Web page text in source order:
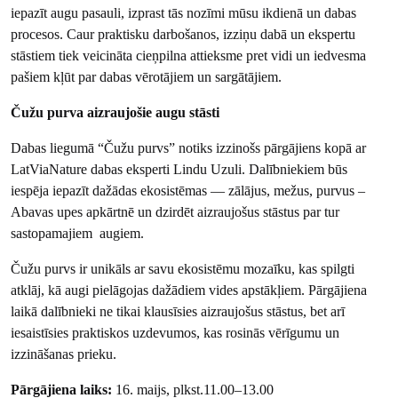
iepazīt augu pasauli, izprast tās nozīmi mūsu ikdienā un dabas
procesos. Caur praktisku darbošanos, izziņu dabā un ekspertu
stāstiem tiek veicināta cieņpilna attieksme pret vidi un iedvesma
pašiem kļūt par dabas vērotājiem un sargātājiem.
Čužu purva aizraujošie augu stāsti
Dabas liegumā “Čužu purvs” notiks izzinošs pārgājiens kopā ar
LatViaNature dabas eksperti Lindu Uzuli. Dalībniekiem būs
iespēja iepazīt dažādas ekosistēmas — zālājus, mežus, purvus –
Abavas upes apkārtnē un dzirdēt aizraujošus stāstus par tur
sastopamajiem augiem.
Čužu purvs ir unikāls ar savu ekosistēmu mozaīku, kas spilgti
atklāj, kā augi pielāgojas dažādiem vides apstākļiem. Pārgājiena
laikā dalībnieki ne tikai klausīsies aizraujošus stāstus, bet arī
iesaistīsies praktiskos uzdevumos, kas rosinās vērīgumu un
izzināšanas prieku.
Pārgājiena laiks: 16. maijs, plkst.11.00–13.00